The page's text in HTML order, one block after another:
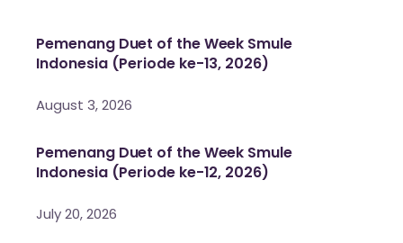
Pemenang Duet of the Week Smule
Indonesia (Periode ke-13, 2026)
August 3, 2026
Pemenang Duet of the Week Smule
Indonesia (Periode ke-12, 2026)
July 20, 2026